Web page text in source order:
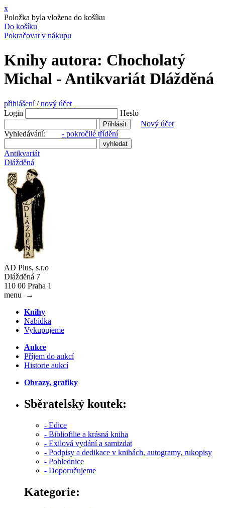
x
Položka byla vložena do košíku
Do košíku
Pokračovat v nákupu
Knihy autora: Chocholatý
Michal - Antikvariát Dlážděná
přihlášení/nový účet
Login
Heslo
Nový účet
Vyhledávání: - pokročilé třídění
Antikvariát
Dlážděná
AD Plus, s.r.o
Dlážděná 7
110 00 Praha 1
menu
→
Knihy
Nabídka
Vykupujeme
Aukce
Příjem do aukcí
Historie aukcí
Obrazy, grafiky
Sběratelský koutek:
- Edice
- Bibliofilie a krásná kniha
- Exilová vydání a samizdat
- Podpisy a dedikace v knihách, autogramy, rukopisy
- Pohlednice
- Doporučujeme
Kategorie: